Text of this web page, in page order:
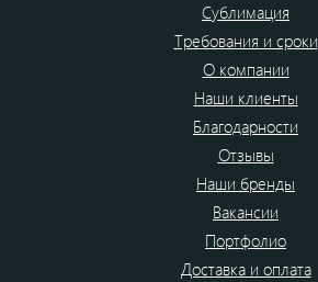
Сублимация
Требования и сроки
О компании
Наши клиенты
Благодарности
Отзывы
Наши бренды
Вакансии
Портфолио
Доставка и оплата